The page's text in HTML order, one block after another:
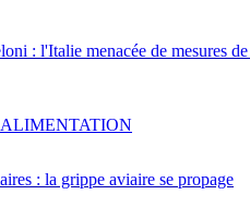
: l'Italie menacée de mesures
: la grippe aviaire se propage